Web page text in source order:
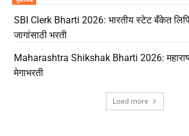
SBI Clerk Bharti 2026: भारतीय स्टेट बँकेत
जागांसाठी भरती
Maharashtra Shikshak Bharti 2026:
मेगाभरती
Load more